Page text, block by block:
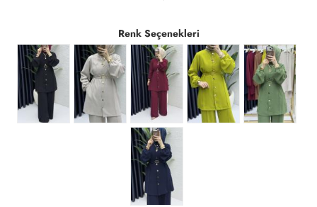
Renk Seçenekleri